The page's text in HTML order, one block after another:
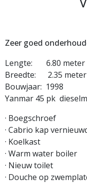
Zeer goed
Lengte: 6.80 meter
Breedte: 2.35 meter
Bouwjaar: 1998
Yanmar 45 pk
· Boegschroef
· Cabrio kap
· Koelkast
· Warm water boiler
· Nieuw toilet
· Douche op